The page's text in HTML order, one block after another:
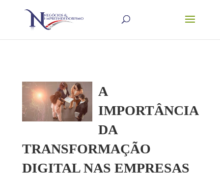
A
IMPORTÂNCIA
DA
TRANSFORMAÇÃO
DIGITAL NAS EMPRESAS